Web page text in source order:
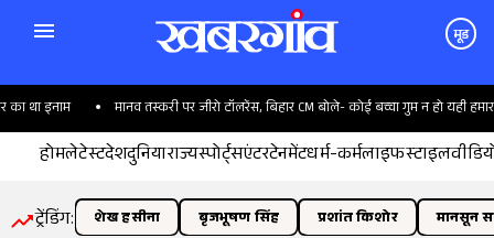
मूड
मानव तस्करी पर जीरो टॉलरेंस, बिहार CM बोले- कोई बच्चा गुम न हो यही हमारा लक्ष्य
होमलेटेस्टदेशदुनियाराज्यस्पोर्ट्सएंटरटेनमेंटधर्म-कर्मलाइफस्टाइल
ट्रेंडिंग: शेख हसीना बृजभूषण सिंह प्रशांत किशोर मानसून